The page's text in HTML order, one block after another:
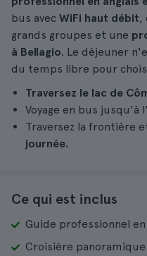
bus avec WiFi haut débit,
grands groupes et une
à Bellagio. Le déjeuner
du temps libre pour
Traversez le lac de
Voyage en bus jusqu'à l'
Traversez la frontière
journée.
Ce qui est inclus
Guide professionnel
Croisière